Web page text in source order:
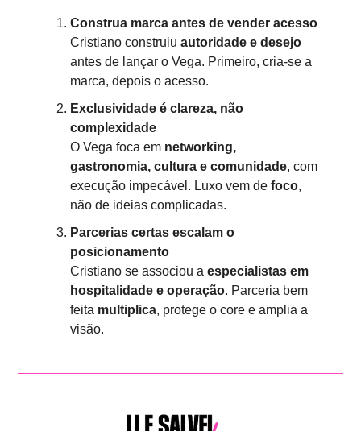
Construa marca antes de vender acesso
Cristiano construiu autoridade e desejo
antes de lançar o Vega. Primeiro, cria-se a
marca, depois o acesso.
Exclusividade é clareza, não
complexidade
O Vega foca em networking,
gastronomia, cultura e comunidade, com
execução impecável. Luxo vem de foco,
não de ideias complicadas.
Parcerias certas escalam o
posicionamento
Cristiano se associou a especialistas em
hospitalidade e operação. Parceria bem
feita multiplica, protege o core e amplia a
visão.